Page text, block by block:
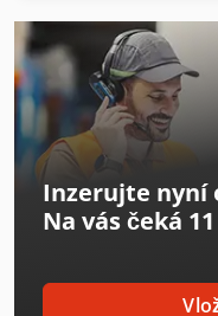
Gildemeister Ctx 310
Gildemeister Ctx 400
Gildemeister Ctx 420
Gildemeister Ctx
Gildemeister Ctx 500
Gildemeister Ctx
Inzerujte nyní
Na vás čeká